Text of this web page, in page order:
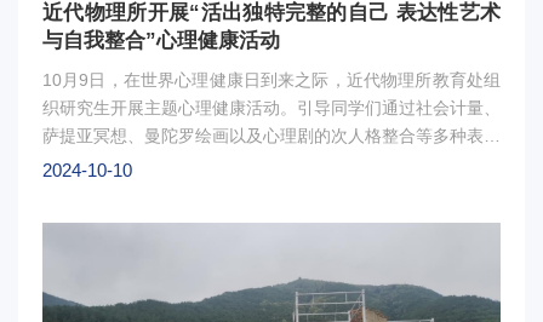
近代物理所开展“活出独特完整的自己 表达性艺术
与自我整合”心理健康活动
10月9日，在世界心理健康日到来之际，近代物理所教育处组
织研究生开展主题心理健康活动。引导同学们通过社会计量、
萨提亚冥想、曼陀罗绘画以及心理剧的次人格整合等多种表达
性艺术元素的创作进行自我探索和觉察，帮助大家信任自己的
动现场图2活动合影项目支持：‘核’心力量就业辅导员工作室
2024-10-10